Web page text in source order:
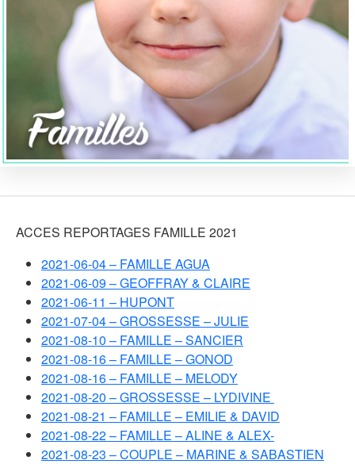
ACCES REPORTAGES FAMILLE 2021
2021-06-04 – FAMILLE AGUA
2021-06-09 – GEOFFRAY & CLAIRE
2021-06-11 – HUPONT
2021-07-04 – GROSSESSE – JULIE
2021-08-10 – FAMILLE – SANCIER
2021-08-16 – FAMILLE – GONOD
2021-08-16 – FAMILLE – MELODY
2021-08-20 – GROSSESSE – LYDIVINE
2021-08-21 – FAMILLE – EMILIE & DAVID
2021-08-22 – FAMILLE – ALINE & ALEX-
2021-08-23 – COUPLE – MARINE & SABASTIEN